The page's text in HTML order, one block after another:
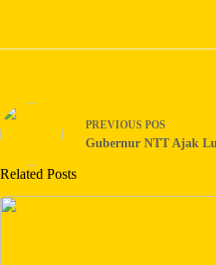
PREVIOUS POS
Gubernur NTT Ajak
Related Posts